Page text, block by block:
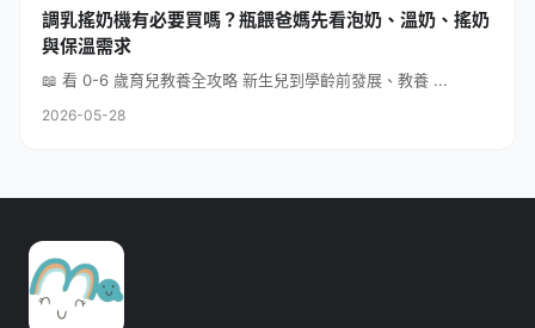
調乳搖奶機有必要買嗎？瓶餵爸媽先看泡奶、溫奶、搖奶
與保溫需求
📖 看 0-6 歲育兒教養全攻略 新生兒到學齡前發展、教養 ...
2026-05-28